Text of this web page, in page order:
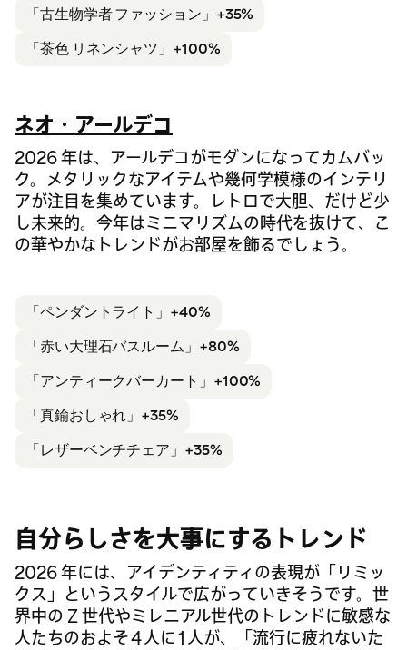
「古生物学者 ファッション」 +35%
「茶色 リネンシャツ」 +100%
ネオ・アールデコ
2026 年は、アールデコがモダンになってカムバッ
ク。メタリックなアイテムや幾何学模様のインテリ
アが注目を集めています。レトロで大胆、だけど少
し未来的。今年はミニマリズムの時代を抜けて、こ
の華やかなトレンドがお部屋を飾るでしょう。
「ペンダントライト」+40%
「赤い大理石バスルーム」+80%
「アンティークバーカート」+100%
「真鍮おしゃれ」+35%
「レザーベンチチェア」+35%
自分らしさを大事にするトレンド
2026 年には、アイデンティティの表現が「リミッ
クス」というスタイルで広がっていきそうです。世
界中の Z 世代やミレニアル世代のトレンドに敏感な
人たちのおよそ 4 人に 1 人が、「流行に疲れないた